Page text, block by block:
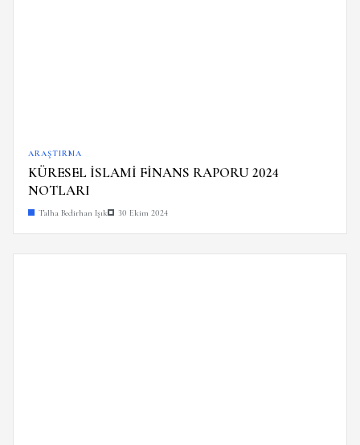
ARAŞTIRMA
KÜRESEL İSLAMİ FİNANS RAPORU 2024
NOTLARI
Talha Bedirhan Işık 30 Ekim 2024